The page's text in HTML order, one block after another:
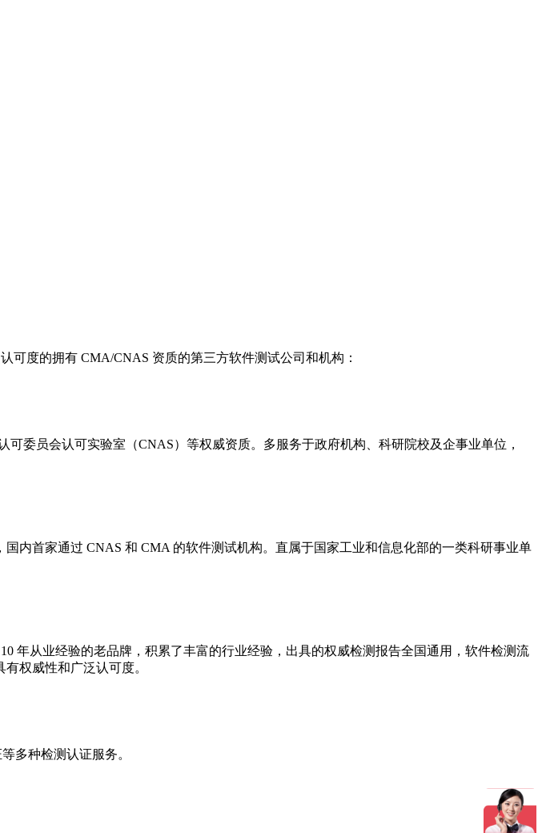
可度的拥有 CMA/CNAS 资质的第三方软件测试公司和机构：
委员会认可实验室（CNAS）等权威资质。多服务于政府机构、科研院校及企事业单位，
内首家通过 CNAS 和 CMA 的软件测试机构。直属于国家工业和信息化部的一类科研事业单
年从业经验的老品牌，积累了丰富的行业经验，出具的权威检测报告全国通用，软件检测流
权威性和广泛认可度。
多种检测认证服务。